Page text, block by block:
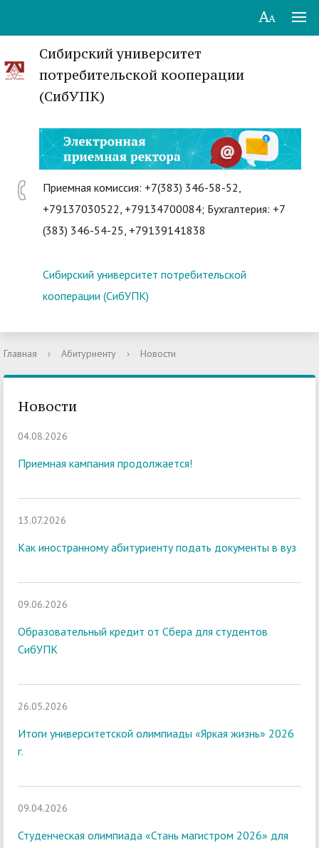
Сибирский университет
потребительской кооперации
(СибУПК)
Приемная комиссия: +7(383) 346-58-52,
+79137030522, +79134700084; Бухгалтерия: +7
(383) 346-54-25, +79139141838
Сибирский университет потребительской
кооперации (СибУПК)
Главная › Абитуриенту › Новости
Новости
04.08.2026
Приемная кампания продолжается!
13.07.2026
Как иностранному абитуриенту подать документы в вуз
09.06.2026
Образовательный кредит от Сбера для студентов
СибУПК
26.05.2026
Итоги университетской олимпиады «Яркая жизнь» 2026
г.
09.04.2026
Студенческая олимпиада «Стань магистром 2026» для